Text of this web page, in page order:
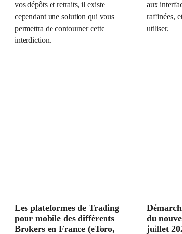
vos dépôts et retraits, il existe
cependant une solution qui vous
permettra de contourner cette
interdiction.
aux
raffinées,
utiliser.
Les plateformes de Trading
pour mobile des différents
Brokers en France (eToro,
du
juillet